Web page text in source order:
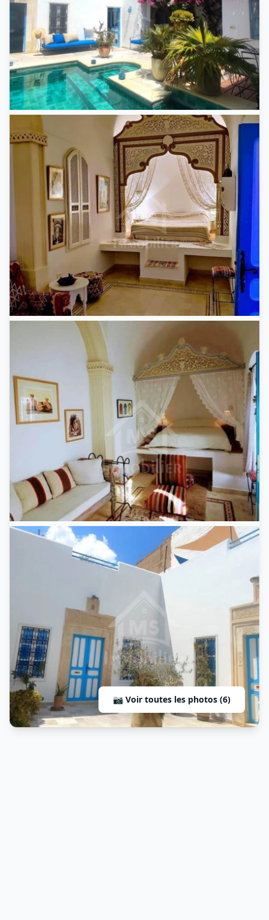
📷 Voir toutes les photos (6)